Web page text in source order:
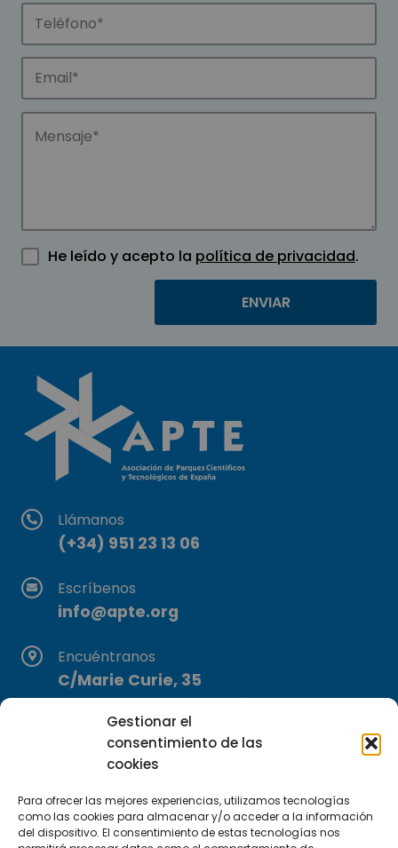
Gestionar el
consentimiento de las
cookies
Para ofrecer las mejores experiencias, utilizamos tecnologías
como las cookies para almacenar y/o acceder a la información
del dispositivo. El consentimiento de estas tecnologías nos
He leído y acepto la política de privacidad.
Llámanos
(+34) 951 23 13 06
Escríbenos
info@apte.org
Encuéntranos
C/Marie Curie, 35
29590 Campanillas, Málaga